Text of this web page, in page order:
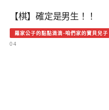
【棋】確定是男生！！
羅家公子的點點滴滴-咱們家的寶貝兒子
04